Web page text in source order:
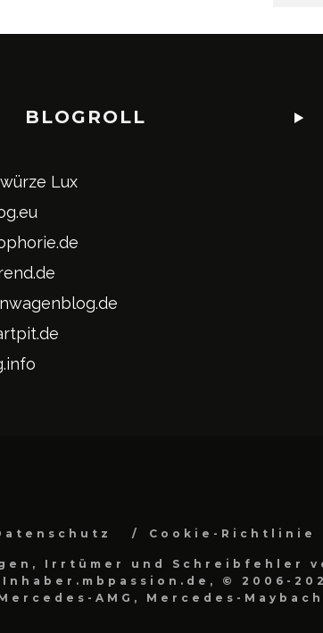
BLOGROLL
Lux
Cookie-Richtlinie
Irrtümer und Schreibfehler
© 2006-
AMG, Mercedes-